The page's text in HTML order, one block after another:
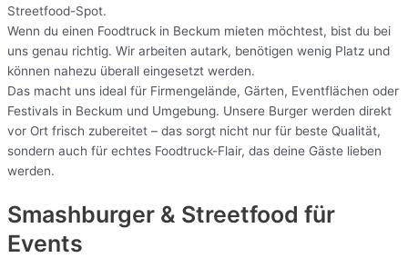
Streetfood-Spot.
Wenn du einen Foodtruck in Beckum mieten möchtest, bist du bei
uns genau richtig. Wir arbeiten autark, benötigen wenig Platz und
können nahezu überall eingesetzt werden.
Das macht uns ideal für Firmengelände, Gärten, Eventflächen oder
Festivals in Beckum und Umgebung. Unsere Burger werden direkt
vor Ort frisch zubereitet – das sorgt nicht nur für beste Qualität,
sondern auch für echtes Foodtruck-Flair, das deine Gäste lieben
werden.
Smashburger & Streetfood für
Events